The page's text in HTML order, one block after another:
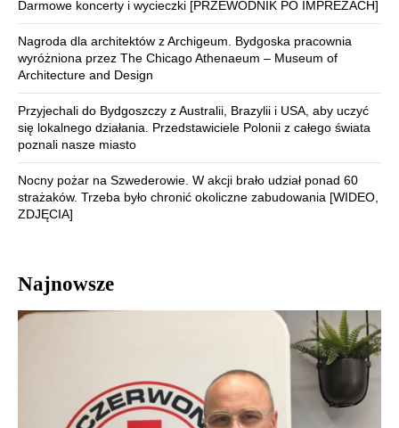
Darmowe koncerty i wycieczki [PRZEWODNIK PO IMPREZACH]
Nagroda dla architektów z Archigeum. Bydgoska pracownia
wyróżniona przez The Chicago Athenaeum – Museum of
Architecture and Design
Przyjechali do Bydgoszczy z Australii, Brazylii i USA, aby uczyć
się lokalnego działania. Przedstawiciele Polonii z całego świata
poznali nasze miasto
Nocny pożar na Szwederowie. W akcji brało udział ponad 60
strażaków. Trzeba było chronić okoliczne zabudowania [WIDEO,
ZDJĘCIA]
Najnowsze